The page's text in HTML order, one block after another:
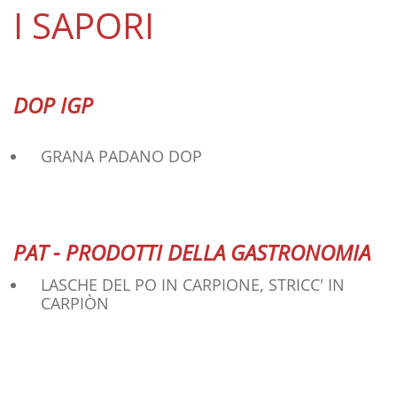
I SAPORI
DOP IGP
GRANA PADANO DOP
PAT - PRODOTTI DELLA GASTRONOMIA
LASCHE DEL PO IN CARPIONE, STRICC' IN
CARPIÒN